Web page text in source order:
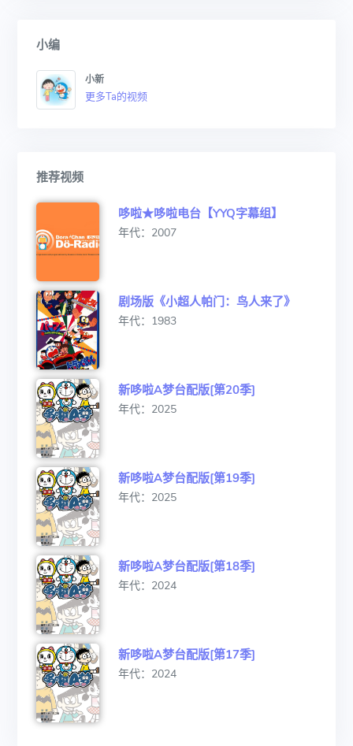
小编
小新
更多Ta的视频
推荐视频
哆啦★哆啦电台【YYQ字幕组】
年代：2007
剧场版《小超人帕门：鸟人来了》
年代：1983
新哆啦A梦台配版[第20季]
年代：2025
新哆啦A梦台配版[第19季]
年代：2025
新哆啦A梦台配版[第18季]
年代：2024
新哆啦A梦台配版[第17季]
年代：2024